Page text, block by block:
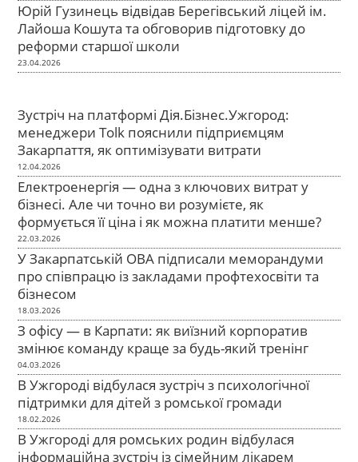
Юрій Гузинець відвідав Берегівський ліцей ім.
Лайоша Кошута та обговорив підготовку до
реформи старшої школи
23.04.2026
Зустріч на платформі Дія.Бізнес.Ужгород:
менеджери Tolk пояснили підприємцям
Закарпаття, як оптимізувати витрати
12.04.2026
Електроенергія — одна з ключових витрат у
бізнесі. Але чи точно ви розумієте, як
формується її ціна і як можна платити менше?
22.03.2026
У Закарпатській ОВА підписали меморандуми
про співпрацю із закладами профтехосвіти та
бізнесом
18.03.2026
З офісу — в Карпати: як виїзний корпоратив
змінює команду краще за будь-який тренінг
04.03.2026
В Ужгороді відбулася зустріч з психологічної
підтримки для дітей з ромської громади
18.02.2026
В Ужгороді для ромських родин відбулася
інформаційна зустріч із сімейним лікарем